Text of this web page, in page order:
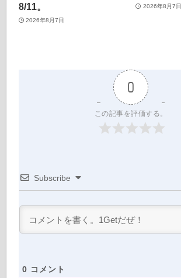
8/11。
2026年8月7日
2026年8月7日
0
この記事を評価する。
Subscribe
0 コメント